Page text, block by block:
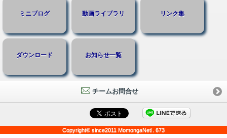
ミニブログ 動画ライブラリ リンク集
ダウンロード お知らせ一覧
チームお問合せ
Copyright© since2011 MomongaNet!. 673